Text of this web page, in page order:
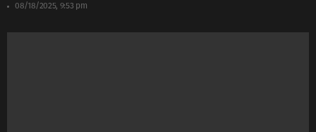
08/18/2025, 9:53 pm